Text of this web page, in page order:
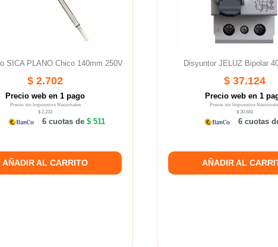
SICA PLANO Chico 140mm 250V
$ 2.702
Precio web en 1 pago
Precio sin Impuestos Nacionales
$ 2.233
6 cuotas de $ 511
AÑADIR AL CARRITO
Disyuntor JELUZ Bipolar
$ 37.124
Precio web en 1
Precio sin Impuestos
$ 30.681
6 cuotas
AÑADIR AL